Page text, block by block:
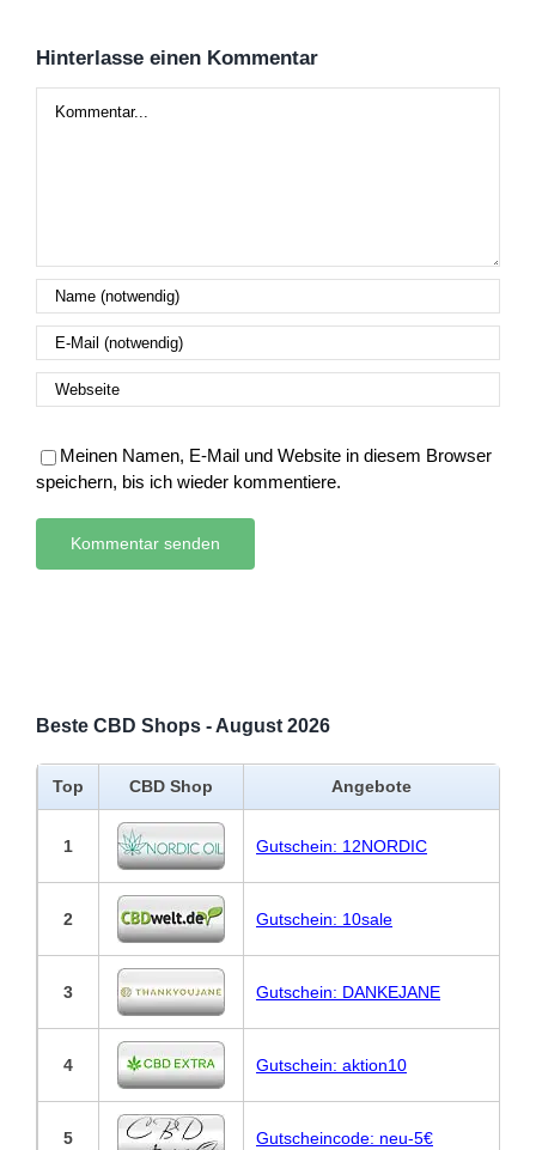
Hinterlasse einen Kommentar
Meinen Namen, E-Mail und Website in diesem Browser
speichern, bis ich wieder kommentiere.
Beste CBD Shops - August 2026
Top CBD Shop Angebote
1 Gutschein: 12NORDIC
2 Gutschein: 10sale
3 Gutschein: DANKEJANE
4 Gutschein: aktion10
5 Gutscheincode: neu-5€